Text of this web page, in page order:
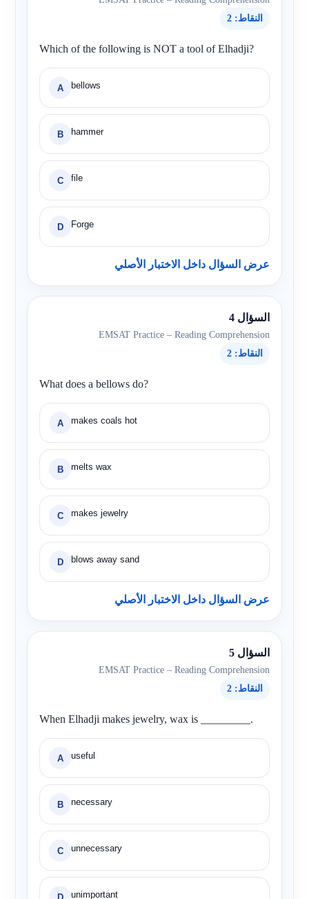
النقاط: 2
Which of the following is NOT a tool of Elhadji?
A bellows
B hammer
C file
D Forge
عرض السؤال داخل الاختبار الأصلي
السؤال 4
EMSAT Practice – Reading Comprehension
النقاط: 2
What does a bellows do?
A makes coals hot
B melts wax
C makes jewelry
D blows away sand
عرض السؤال داخل الاختبار الأصلي
السؤال 5
EMSAT Practice – Reading Comprehension
النقاط: 2
When Elhadji makes jewelry, wax is _________.
A useful
B necessary
C unnecessary
D unimportant